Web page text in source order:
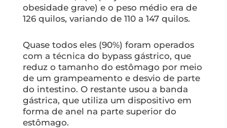
obesidade grave) e o peso médio era de
126 quilos, variando de 110 a 147 quilos.
Quase todos eles (90%) foram operados
com a técnica do bypass gástrico, que
reduz o tamanho do estômago por meio
de um grampeamento e desvio de parte
do intestino. O restante usou a banda
gástrica, que utiliza um dispositivo em
forma de anel na parte superior do
estômago.